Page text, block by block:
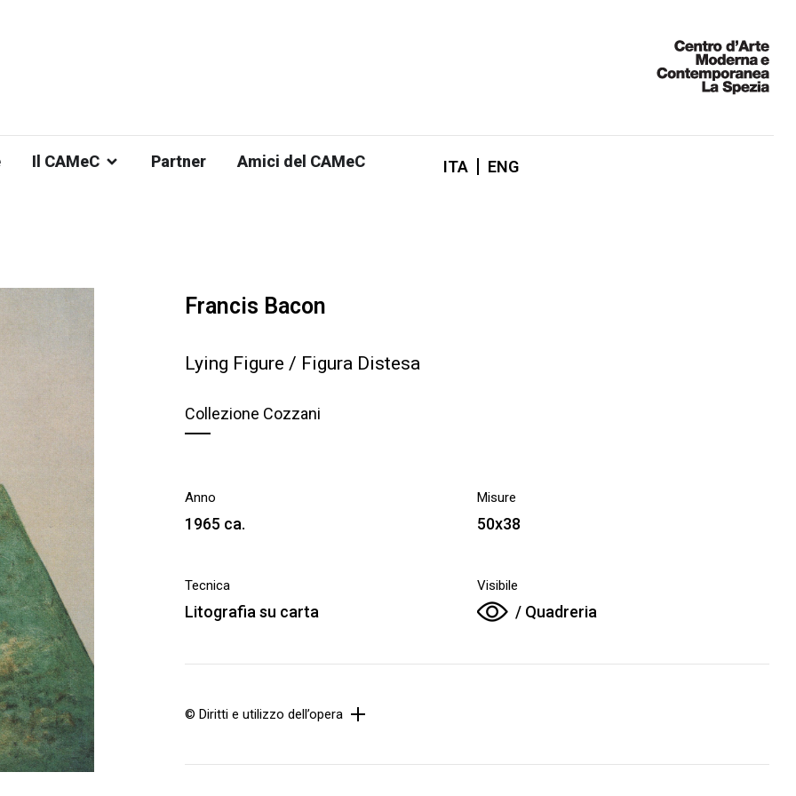
Il CAMeC Partner Amici del CAMeC ITA ENG
Francis Bacon
Lying Figure / Figura Distesa
Collezione Cozzani
Anno
1965 ca.
Misure
50x38
Tecnica
Litografia su carta
Visibile
/ Quadreria
© Diritti e utilizzo dell’opera